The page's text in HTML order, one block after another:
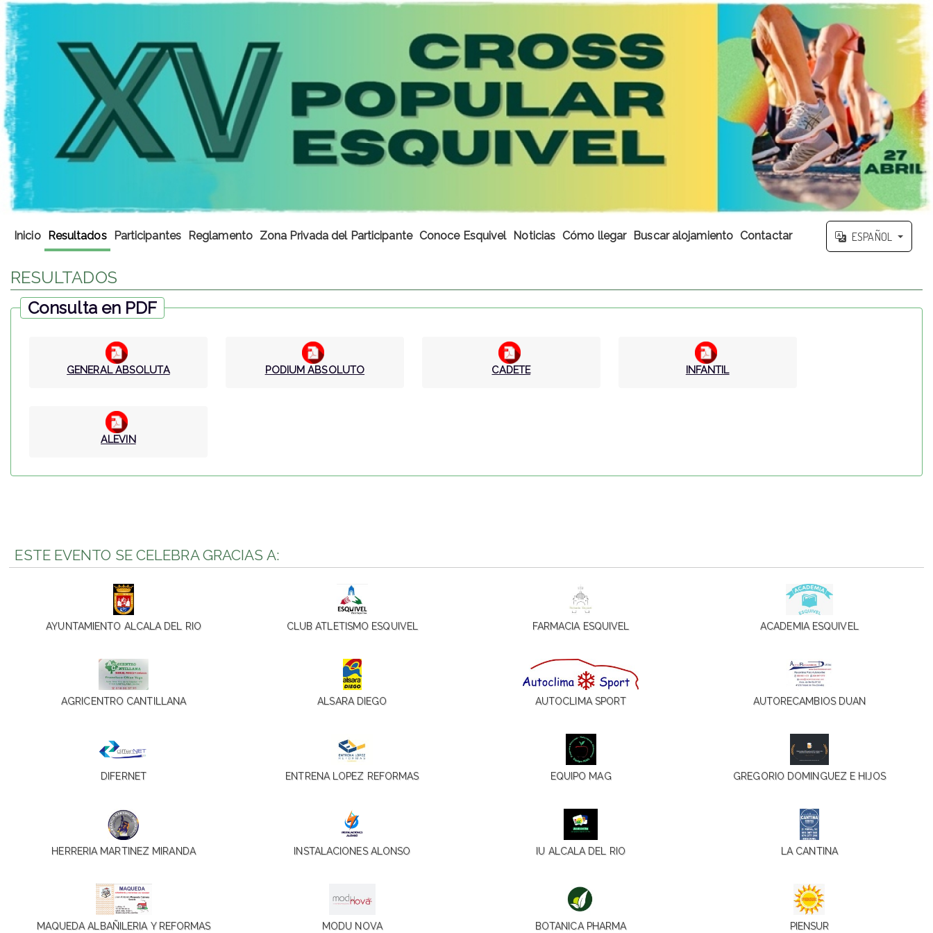
Inicio Resultados Participantes Reglamento Zona Privada del Participante Conoce Esquivel Noticias Cómo llegar Buscar alojamiento Contactar ESPAÑOL
RESULTADOS
Consulta en PDF
GENERAL ABSOLUTA PODIUM ABSOLUTO CADETE INFANTIL
ALEVIN
ESTE EVENTO SE CELEBRA GRACIAS A:
AYUNTAMIENTO ALCALA DEL RIO CLUB ATLETISMO ESQUIVEL FARMACIA ESQUIVEL ACADEMIA ESQUIVEL
AGRICENTRO CANTILLANA ALSARA DIEGO AUTOCLIMA SPORT AUTORECAMBIOS DUAN
DIFERNET ENTRENA LOPEZ REFORMAS EQUIPO MAG GREGORIO DOMINGUEZ E HIJOS
HERRERIA MARTINEZ MIRANDA INSTALACIONES ALONSO IU ALCALA DEL RIO LA CANTINA
MAQUEDA ALBAÑILERIA Y REFORMAS MODU NOVA BOTANICA PHARMA PIENSUR